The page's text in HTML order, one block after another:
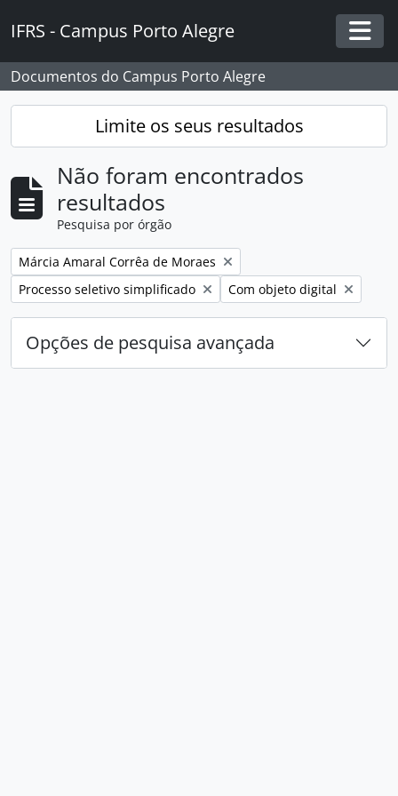
IFRS - Campus Porto Alegre
Documentos do Campus Porto Alegre
Limite os seus resultados
Não foram encontrados
resultados
Pesquisa por órgão
Remover filtro:
Márcia Amaral Corrêa de Moraes
Remover filtro:
Processo seletivo simplificado Remover filtro:
Com objeto digital
Opções de pesquisa avançada